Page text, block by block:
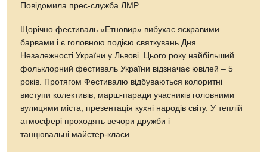
Повідомила прес-служба ЛМР.
Щорічно фестиваль «Етновир» вибухає яскравими
барвами і є головною подією святкувань Дня
Незалежності України у Львові. Цього року найбільший
фольклорний фестиваль України відзначає ювілей – 5
років. Протягом Фестивалю відбуваються колоритні
виступи колективів, марш-паради учасників головними
вулицями міста, презентація кухні народів світу. У теплій
атмосфері проходять вечори дружби і
танцювальні майстер-класи.